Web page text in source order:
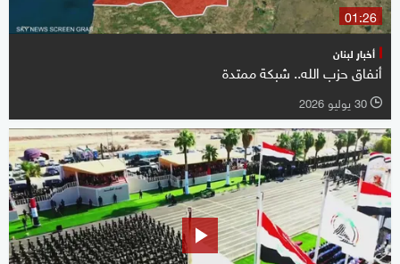
01:26
أخبار لبنان
أنفاق حزب الله.. شبكة ممتدة
l 30 يوليو 2026